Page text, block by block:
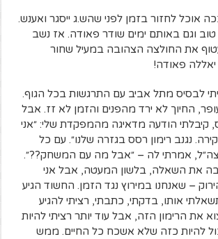
אוכל לחזור בזמן לפני שהש.ג ייסגר ואענש.
טוב וגם באותם ימים שודר פאודה. אז נשב
את החולצה הצהובה במעיל שחור
יאללה פאודה!
לבסיס מתל אביב עם התרגשות בכל הגוף.
החיוך לא ירד מהפנים והזמן לא זז. אבל
קיבלתי הודעה מדאיגה מהמפקדת שלי: ״אני
נגנב רימון רסס בגזרה שלנו״. עם כל
אמרתי לה – ״אבל מה עם המשחק??״.
את השאלה, בלשון המעטה, אבל אני
– שאנחנו במירוץ נגד הזמן. החשוד הגיע
אותו, בדקתי, כתבתי, רציתי להגיע
את הרימון הזה, אבל עוד יותר רציתי להיות
להיות כזה שלא אשכח כל החיים. ממש